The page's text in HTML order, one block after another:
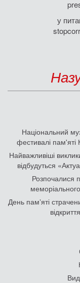
у
Національний
фестивалі
Найважливіші
відбудуться
Розпочалися
День памʼяті